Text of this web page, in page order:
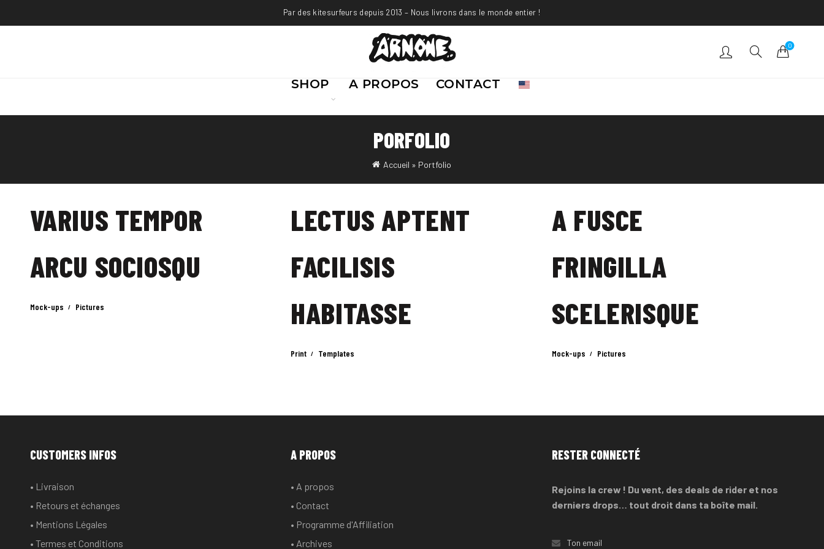
Par des kitesurfeurs depuis 2013 – Nous livrons dans le monde entier !
0
SHOP A PROPOS CONTACT
PORFOLIO
Accueil » Portfolio
VARIUS TEMPOR
ARCU SOCIOSQU
Mock-ups Pictures
LECTUS APTENT
FACILISIS
HABITASSE
Print Templates
A FUSCE
FRINGILLA
SCELERISQUE
Mock-ups Pictures
CUSTOMERS INFOS
• Livraison
• Retours et échanges
• Mentions Légales
• Termes et Conditions
A PROPOS
• A propos
• Contact
• Programme d'Affiliation
• Archives
RESTER CONNECTÉ
Rejoins la crew ! Du vent, des deals de rider et nos
derniers drops… tout droit dans ta boîte mail.